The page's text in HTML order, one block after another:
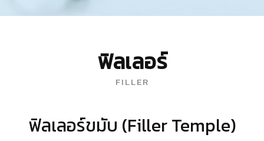
ฟิลเลอร์
FILLER
ฟิลเลอร์ขมับ (Filler Temple)